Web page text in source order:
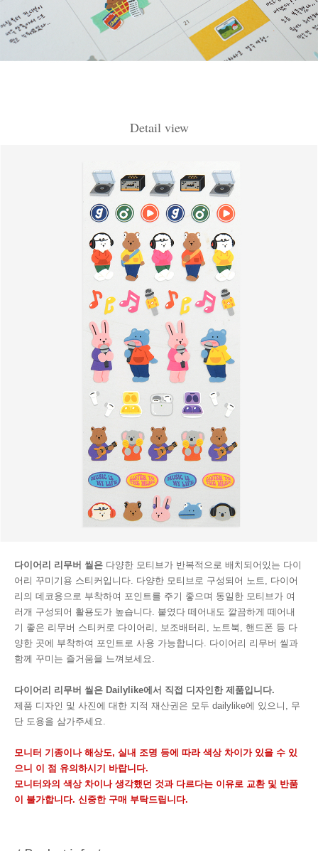
Detail view
다이어리 리무버 씰은 다양한 모티브가 반복적으로 배치되어있는 다이
어리 꾸미기용 스티커입니다. 다양한 모티브로 구성되어 노트, 다이어
리의 데코용으로 부착하여 포인트를 주기 좋으며 동일한 모티브가 여
러개 구성되어 활용도가 높습니다. 붙였다 떼어내도 깔끔하게 떼어내
기 좋은 리무버 스티커로 다이어리, 보조배터리, 노트북, 핸드폰 등 다
양한 곳에 부착하여 포인트로 사용 가능합니다. 다이어리 리무버 씰과
함께 꾸미는 즐거움을 느껴보세요.
다이어리 리무버 씰은 Dailylike에서 직접 디자인한 제품입니다.
제품 디자인 및 사진에 대한 지적 재산권은 모두 dailylike에 있으니, 무
단 도용을 삼가주세요.
모니터 기종이나 해상도, 실내 조명 등에 따라 색상 차이가 있을 수 있
으니 이 점 유의하시기 바랍니다.
모니터와의 색상 차이나 생각했던 것과 다르다는 이유로 교환 및 반품
이 불가합니다. 신중한 구매 부탁드립니다.